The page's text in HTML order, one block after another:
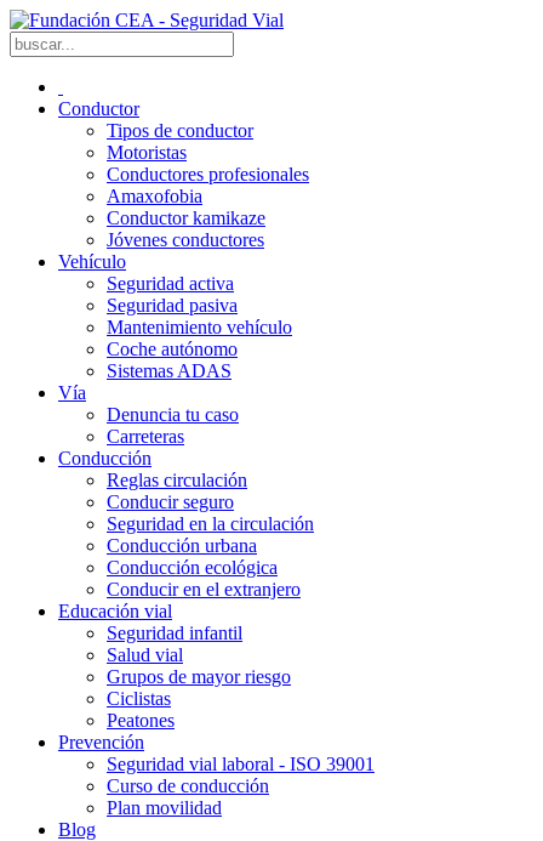
Conductor
Tipos de conductor
Motoristas
Conductores profesionales
Amaxofobia
Conductor kamikaze
Jóvenes conductores
Vehículo
Seguridad activa
Seguridad pasiva
Mantenimiento vehículo
Coche autónomo
Sistemas ADAS
Vía
Denuncia tu caso
Carreteras
Conducción
Reglas circulación
Conducir seguro
Seguridad en la circulación
Conducción urbana
Conducción ecológica
Conducir en el extranjero
Educación vial
Seguridad infantil
Salud vial
Grupos de mayor riesgo
Ciclistas
Peatones
Prevención
Seguridad vial laboral - ISO 39001
Curso de conducción
Plan movilidad
Blog